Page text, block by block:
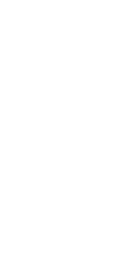
な毛並みをしてい
ットしたりと飼
が出来ます。 ご
せ下さい。
チール・ブル
が多く、成長す
しょう。 ヨーク